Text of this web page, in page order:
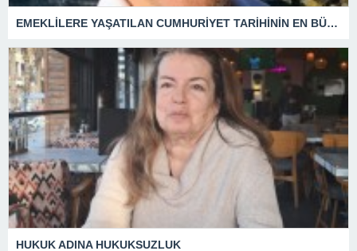
EMEKLİLERE YAŞATILAN CUMHURİYET TARİHİNİN EN BÜYÜK ZULMÜNÜN DERİN ANALİZİ !
HUKUK ADINA HUKUKSUZLUK